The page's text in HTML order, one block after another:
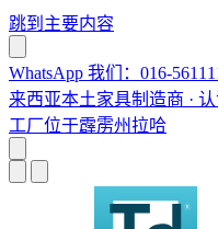
跳到主要内容
WhatsApp 我们：016-
来西亚本土家具制造商 ·
工厂位于霹雳州拉哈